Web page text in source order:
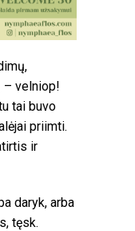
– velniop!
tai buvo
priimti.
ir
daryk, arba
tęsk.